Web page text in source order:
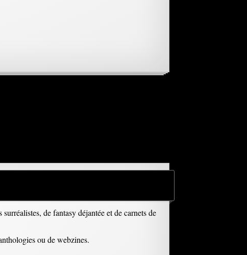
de fantasy déjantée et de carnets de
ou de webzines.